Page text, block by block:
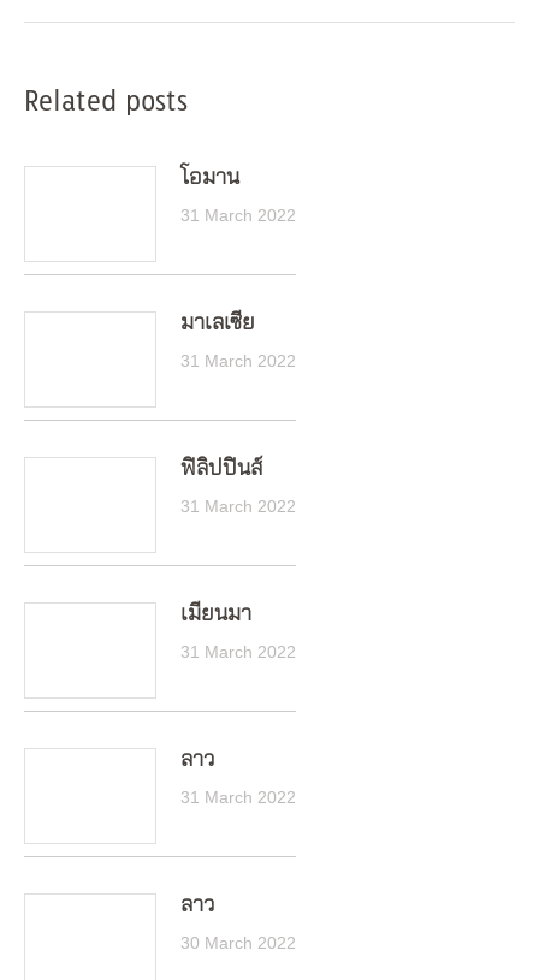
Related posts
โอมาน
31 March 2022
มาเลเซีย
31 March 2022
ฟิลิปปินส์
31 March 2022
เมียนมา
31 March 2022
ลาว
31 March 2022
ลาว
30 March 2022